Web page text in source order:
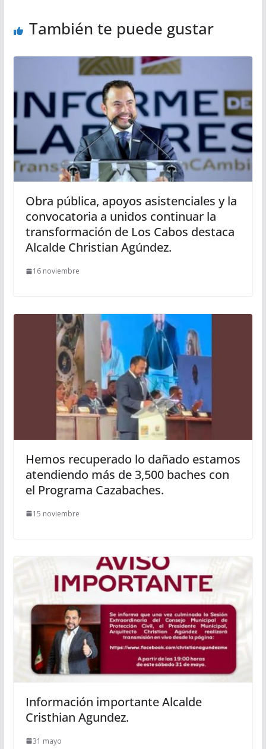
También te puede gustar
Obra pública, apoyos asistenciales y la
convocatoria a unidos continuar la
transformación de Los Cabos destaca
Alcalde Christian Agúndez.
16 noviembre
Hemos recuperado lo dañado estamos
atendiendo más de 3,500 baches con
el Programa Cazabaches.
15 noviembre
Información importante Alcalde
Cristhian Agundez.
31 mayo